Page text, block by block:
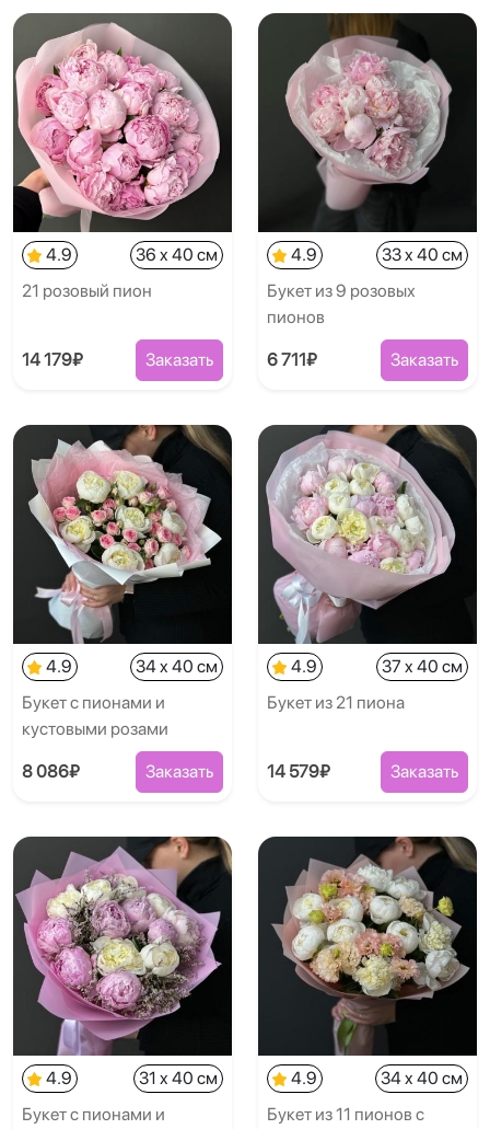
4.9
36 x 40 см
21 розовый пион
14 179₽ Заказать
4.9
33 x 40 см
Букет из 9 розовых
пионов
6 711₽ Заказать
4.9
34 x 40 см
Букет с пионами и
кустовыми розами
8 086₽ Заказать
4.9
37 x 40 см
Букет из 21 пиона
14 579₽ Заказать
4.9
31 x 40 см
Букет с пионами и
4.9
34 x 40 см
Букет из 11 пионов с